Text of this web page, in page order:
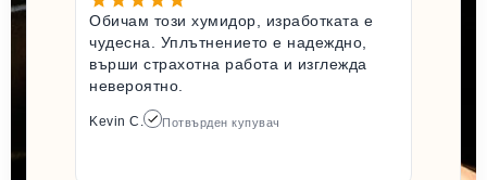
Обичам този хумидор, изработката е
чудесна. Уплътнението е надеждно,
върши страхотна работа и изглежда
невероятно.
Kevin C. Потвърден купувач